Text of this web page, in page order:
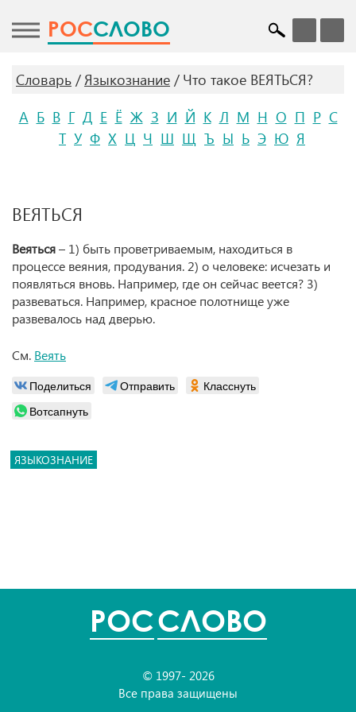
POCСЛОВО
Словарь Языкознание
Что такое ВЕЯТЬСЯ?
А Б В Г Д Е Ё Ж З И Й К Л М Н О П Р С
Т У Ф Х Ц Ч Ш Щ Ъ Ы Ь Э Ю Я
ВЕЯТЬСЯ
Веяться– 1) быть проветриваемым, находиться в
процессе веяния, продувания. 2) о человеке: исчезать и
появляться вновь. Например, где он сейчас веется? 3)
развеваться. Например, красное полотнище уже
развевалось над дверью.
См. Веять
Поделиться Отправить
Класснуть
Вотсапнуть
ЯЗЫКОЗНАНИЕ
POCСЛОВО
© 1997- 2026
Все права защищены